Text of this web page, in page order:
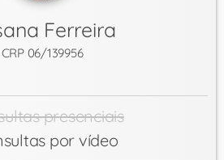
Ferreira
CRP 06/139956
presenciais
por vídeo